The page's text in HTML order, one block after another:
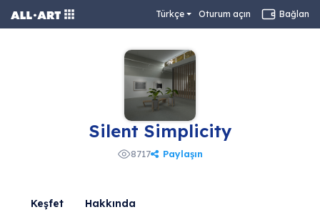
Türkçe Oturum açın Bağlan
Silent Simplicity
8717 Paylaşın
Keşfet Hakkında